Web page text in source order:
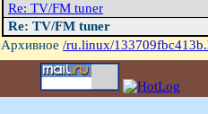
Re: TV/FM tuner
Re: TV/FM tuner
Архивное /ru.linux/